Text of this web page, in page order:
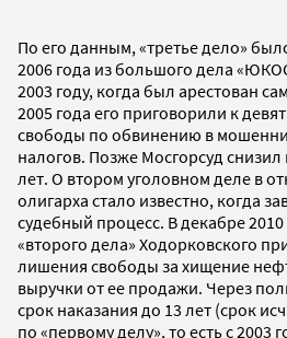
По его данным, «третье дело»
2006 года из большого дела
2003 году, когда был арестован
2005 года его приговорили к
свободы по обвинению в
налогов. Позже Мосгорсуд
лет. О втором уголовном деле в
олигарха стало известно, когда
судебный процесс. В декабре
«второго дела» Ходорковского
лишения свободы за хищение
выручки от ее продажи. Через
срок наказания до 13 лет (срок
по «первому делу», то есть с 2003